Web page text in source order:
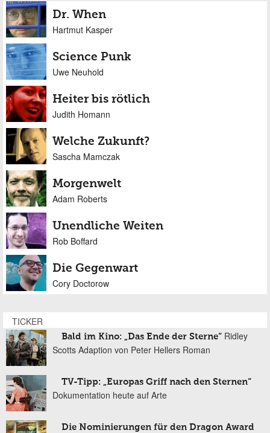
Dr. When
Hartmut Kasper
Science Punk
Uwe Neuhold
Heiter bis rötlich
Judith Homann
Welche Zukunft?
Sascha Mamczak
Morgenwelt
Adam Roberts
Unendliche Weiten
Rob Boffard
Die Gegenwart
Cory Doctorow
TICKER
Bald im Kino: „Das Ende der Sterne“ Ridley
Scotts Adaption von Peter Hellers Roman
TV-Tipp: „Europas Griff nach den Sternen“
Dokumentation heute auf Arte
Die Nominierungen für den Dragon Award